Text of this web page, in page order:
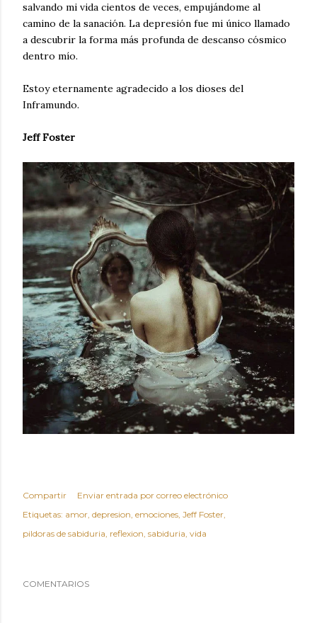
salvando mi vida cientos de veces, empujándome al
camino de la sanación. La depresión fue mi único llamado
a descubrir la forma más profunda de descanso cósmico
dentro mío.
Estoy eternamente agradecido a los dioses del
Inframundo.
Jeff Foster
Compartir
Enviar entrada por correo electrónico
Etiquetas: amor depresion emociones Jeff Foster
pildoras de sabiduria reflexion sabiduria vida
COMENTARIOS